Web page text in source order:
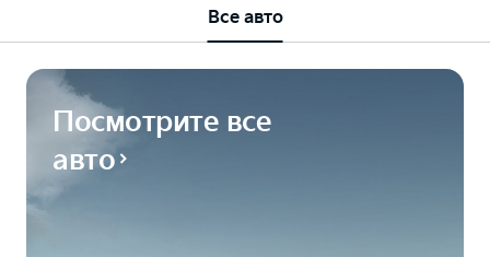
Все авто
Посмотрите все
авто